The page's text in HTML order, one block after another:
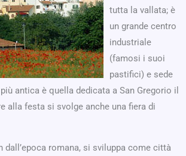
tutta la vallata; è
un grande centro
industriale
(famosi i suoi
pastifici) e sede
antica è quella dedicata a San Gregorio il
alla festa si svolge anche una fiera di
dall’epoca romana, si sviluppa come città